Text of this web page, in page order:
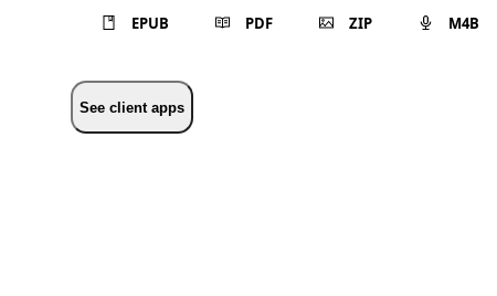
EPUB PDF ZIP M4B
See client apps